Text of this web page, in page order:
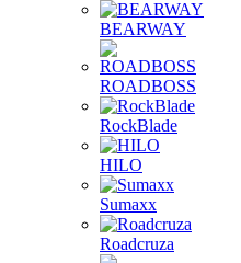
BEARWAY
ROADBOSS
RockBlade
HILO
Sumaxx
Roadcruza